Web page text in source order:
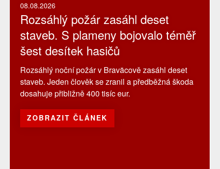
08.08.2026
Rozsáhlý požár zasáhl deset
staveb. S plameny bojovalo téměř
šest desítek hasičů
Rozsáhlý noční požár v Braväcově zasáhl deset
staveb. Jeden člověk se zranil a předběžná škoda
dosahuje přibližně 400 tisíc eur.
ZOBRAZIT ČLÁNEK